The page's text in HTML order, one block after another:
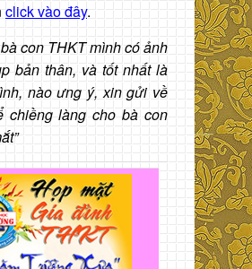
click vào đây.
con THKT mình có ảnh
bản thân, và tốt nhất là
nào ưng ý, xin gửi về
chiềng làng cho bà con